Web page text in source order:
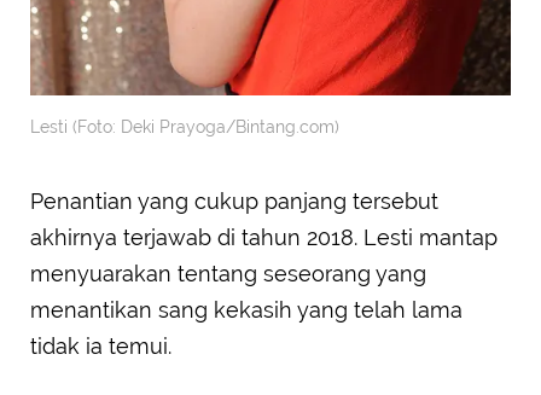
Lesti (Foto: Deki Prayoga/Bintang.com)
Penantian yang cukup panjang tersebut
akhirnya terjawab di tahun 2018. Lesti mantap
menyuarakan tentang seseorang yang
menantikan sang kekasih yang telah lama
tidak ia temui.